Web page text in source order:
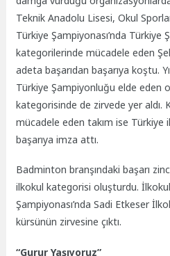
Teknik Anadolu Lisesi, Okul
Türkiye Şampiyonası’nda
kategorilerinde mücadele eden
adeta başarıdan başarıya koştu.
Türkiye Şampiyonluğu elde eden
kategorisinde de zirvede yer aldı.
mücadele eden takım ise Türkiye
başarıya imza attı.
Badminton branşındaki başarı
ilkokul kategorisi oluşturdu.
Şampiyonası’nda Sadi Etkeser
kürsünün zirvesine çıktı.
“Gurur Yaşıyoruz”